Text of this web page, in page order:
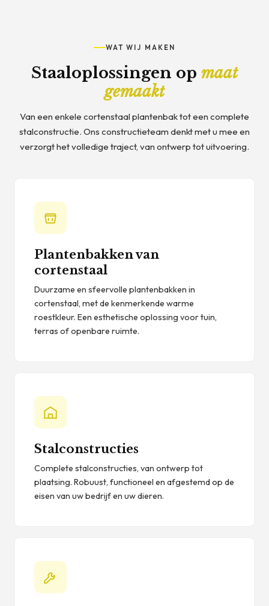
WAT WIJ MAKEN
Staaloplossingen op maat
gemaakt
Van een enkele cortenstaal plantenbak tot een complete
stalconstructie. Ons constructieteam denkt met u mee en
verzorgt het volledige traject, van ontwerp tot uitvoering.
Plantenbakken van
cortenstaal
Duurzame en sfeervolle plantenbakken in
cortenstaal, met de kenmerkende warme
roestkleur. Een esthetische oplossing voor tuin,
terras of openbare ruimte.
Stalconstructies
Complete stalconstructies, van ontwerp tot
plaatsing. Robuust, functioneel en afgestemd op de
eisen van uw bedrijf en uw dieren.